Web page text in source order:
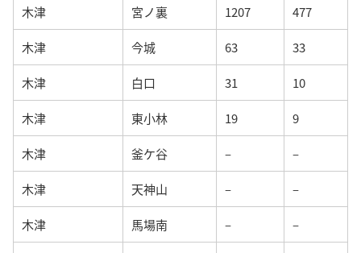
木津 宮ノ裏 1207 477
木津 今城 63 33
木津 白口 31 10
木津 東小林 19 9
木津 釜ケ谷 – –
木津 天神山 – –
木津 馬場南 – –